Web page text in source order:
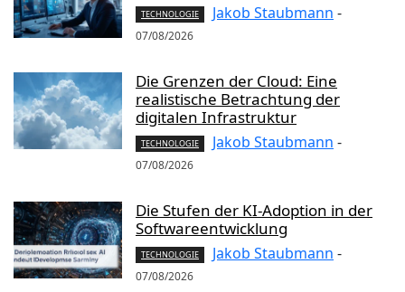
TECHNOLOGIE Jakob Staubmann -
07/08/2026
Die Grenzen der Cloud: Eine
realistische Betrachtung der
digitalen Infrastruktur
TECHNOLOGIE Jakob Staubmann -
07/08/2026
Die Stufen der KI-Adoption in der
Softwareentwicklung
TECHNOLOGIE Jakob Staubmann -
07/08/2026